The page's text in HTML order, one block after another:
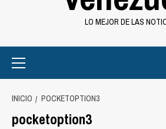
LO MEJOR DE LAS
Menu
INICIO POCKETOPTION3
pocketoption3